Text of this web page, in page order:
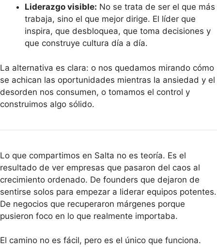
Liderazgo visible: No se trata de ser el que más
trabaja, sino el que mejor dirige. El líder que
inspira, que desbloquea, que toma decisiones y
que construye cultura día a día.
La alternativa es clara: o nos quedamos mirando cómo
se achican las oportunidades mientras la ansiedad y el
desorden nos consumen, o tomamos el control y
construimos algo sólido.
Lo que compartimos en Salta no es teoría. Es el
resultado de ver empresas que pasaron del caos al
crecimiento ordenado. De founders que dejaron de
sentirse solos para empezar a liderar equipos potentes.
De negocios que recuperaron márgenes porque
pusieron foco en lo que realmente importaba.
El camino no es fácil, pero es el único que funciona.